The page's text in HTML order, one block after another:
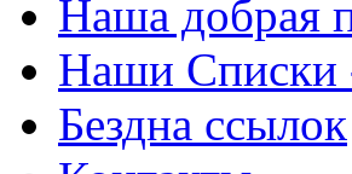
Наша добрая
Наши
Бездна ссылок